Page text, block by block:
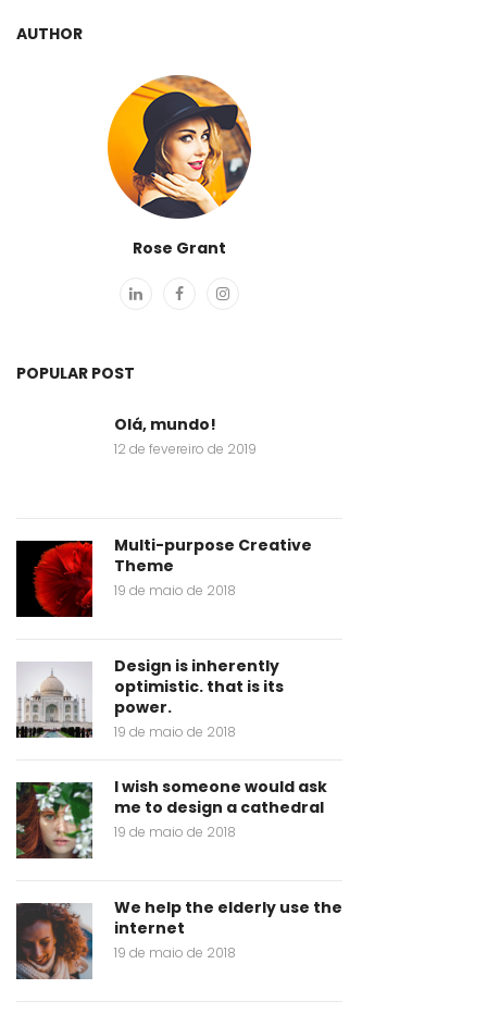
AUTHOR
Rose Grant
POPULAR POST
Olá, mundo!
12 de fevereiro de 2019
Multi-purpose Creative
Theme
19 de maio de 2018
Design is inherently
optimistic. that is its
power.
19 de maio de 2018
I wish someone would ask
me to design a cathedral
19 de maio de 2018
We help the elderly use the
internet
19 de maio de 2018